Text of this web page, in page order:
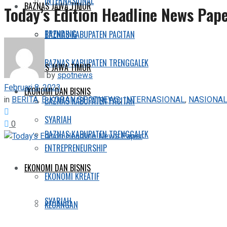
BAZNAS JAWA TIMUR
BAZNAS KABUPATEN PACITAN
BAZNAS KABUPATEN TRENGGALEK
EKONOMI DAN BISNIS
SYARIAH
ENTREPRENEURSHIP
EKONOMI KREATIF
KEUANGAN
TRENDING
BAZNAS JAWA TIMUR
BAZNAS KABUPATEN PACITAN
BAZNAS KABUPATEN TRENGGALEK
EKONOMI DAN BISNIS
SYARIAH
Today’s Edition Headline News
byspotnews
Februari 8, 2023
inBERITA,E-KORAN SPOTNEWS,INTERNASIONAL,NASIONAL
0